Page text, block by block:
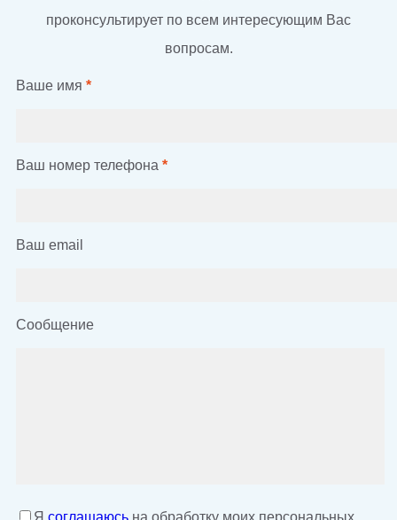
проконсультирует по всем интересующим Вас
вопросам.
Ваше имя *
Ваш номер телефона *
Ваш email
Сообщение
Я соглашаюсь на обработку моих персональных